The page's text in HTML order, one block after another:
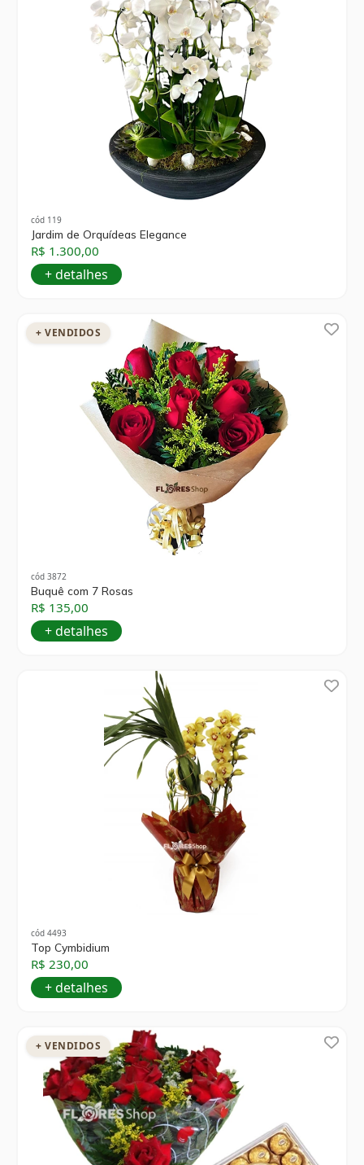
cód 119
Jardim de Orquídeas Elegance
R$ 1.300,00
+ detalhes
+ VENDIDOS
cód 3872
Buquê com 7 Rosas
R$ 135,00
+ detalhes
cód 4493
Top Cymbidium
R$ 230,00
+ detalhes
+ VENDIDOS